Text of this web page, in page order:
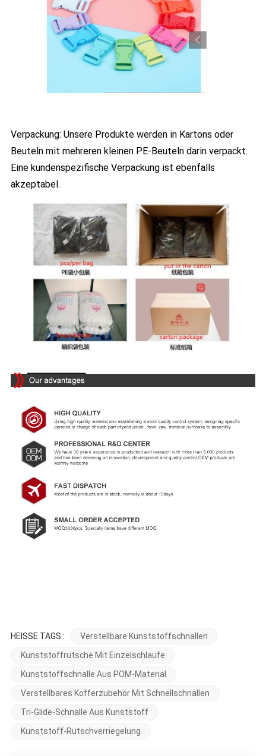
Verpackung: Unsere Produkte werden in Kartons oder
Beuteln mit mehreren kleinen PE-Beuteln darin verpackt.
Eine kundenspezifische Verpackung ist ebenfalls
akzeptabel.
HEISSE TAGS :
Verstellbare Kunststoffschnallen
Kunststoffrutsche Mit Einzelschlaufe
Kunststoffschnalle Aus POM-Material
Verstellbares Kofferzubehör Mit Schnellschnallen
Tri-Glide-Schnalle Aus Kunststoff
Kunststoff-Rutschverriegelung